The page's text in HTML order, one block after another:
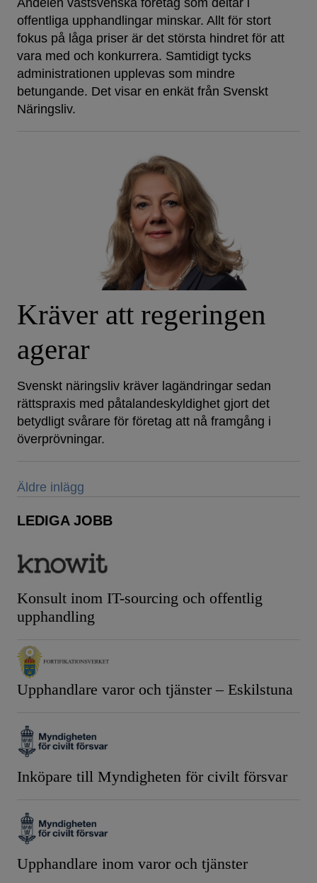
Andelen västsvenska företag som deltar i
offentliga upphandlingar minskar. Allt för stort
fokus på låga priser är det största hindret för att
vara med och konkurrera. Samtidigt tycks
administrationen upplevas som mindre
betungande. Det visar en enkät från Svenskt
Näringsliv.
Kräver att regeringen
agerar
Svenskt näringsliv kräver lagändringar sedan
rättspraxis med påtalandeskyldighet gjort det
betydligt svårare för företag att nå framgång i
överprövningar.
Inläggsnavigering
Äldre inlägg
LEDIGA JOBB
Konsult inom IT-sourcing och offentlig
upphandling
Upphandlare varor och tjänster – Eskilstuna
Inköpare till Myndigheten för civilt försvar
Upphandlare inom varor och tjänster